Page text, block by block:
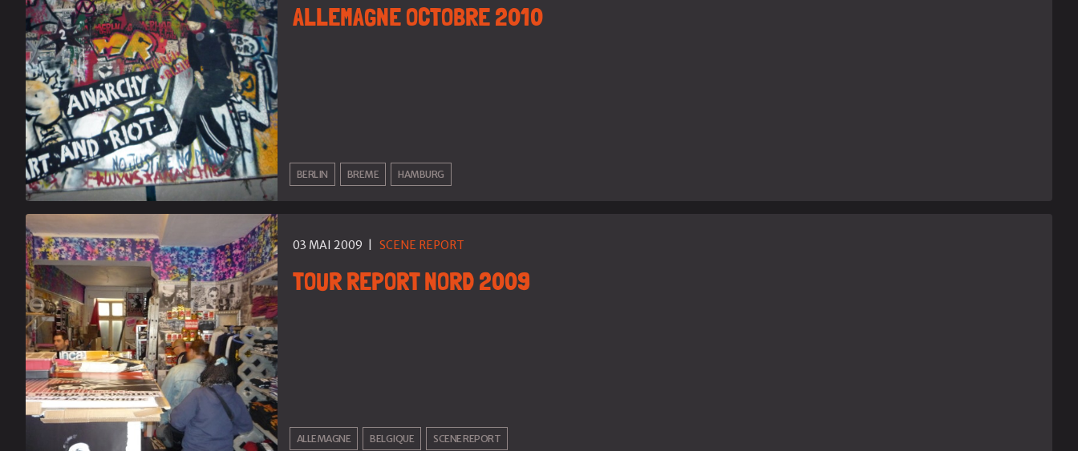
ALLEMAGNE OCTOBRE 2010
BERLIN BREME HAMBURG
03 MAI 2009 SCENE REPORT
TOUR REPORT NORD 2009
ALLEMAGNE BELGIQUE SCENE REPORT